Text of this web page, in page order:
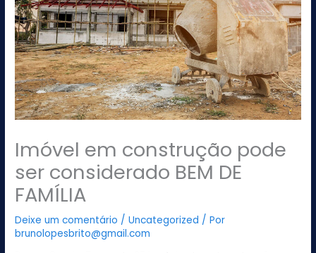
Imóvel em construção pode
ser considerado BEM DE
FAMÍLIA
Deixe um comentário /Uncategorized / Por
brunolopesbrito@gmail.com